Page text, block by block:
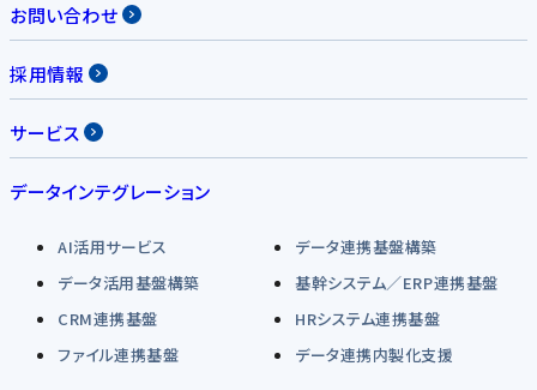
お問い合わせ
採用情報
サービス
データインテグレーション
AI活用サービス
データ連携基盤構築
データ活用基盤構築
基幹システム／ERP連携基盤
CRM連携基盤
HRシステム連携基盤
ファイル連携基盤
データ連携内製化支援